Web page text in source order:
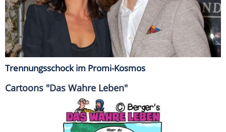
Trennungsschock im Promi-Kosmos
Cartoons "Das Wahre Leben"